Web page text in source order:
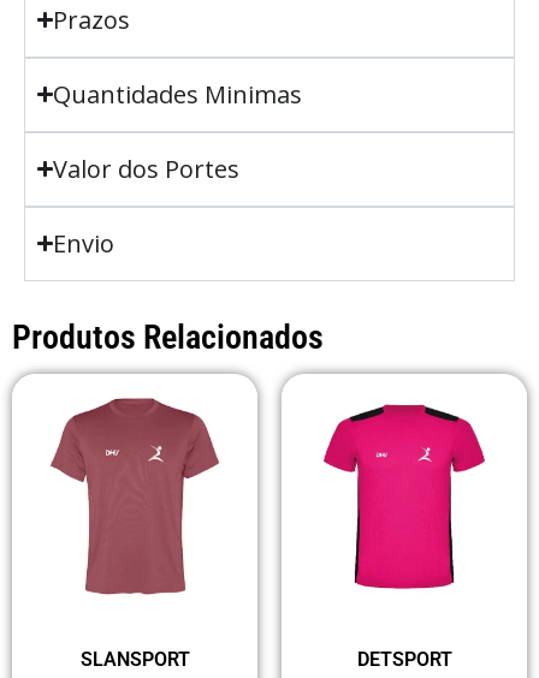
Prazos
Quantidades Minimas
Valor dos Portes
Envio
Produtos Relacionados
SLANSPORT
DETSPORT